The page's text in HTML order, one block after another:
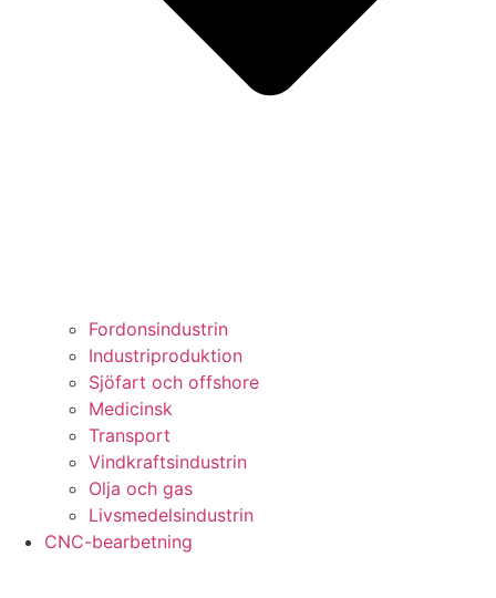
Fordonsindustrin
Industriproduktion
Sjöfart och offshore
Medicinsk
Transport
Vindkraftsindustrin
Olja och gas
Livsmedelsindustrin
CNC-bearbetning